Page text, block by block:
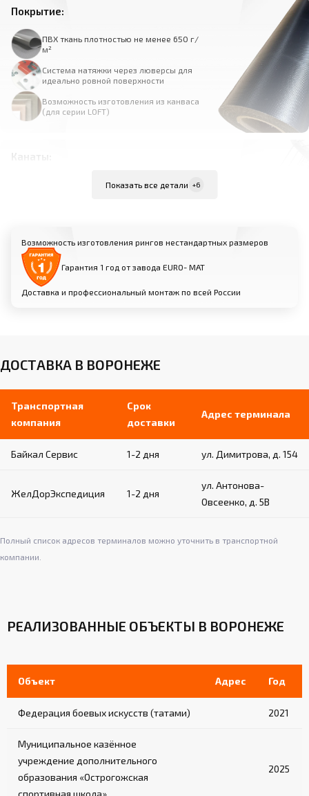
Покрытие:
ПВХ ткань плотностью не менее 650 г/
м²
Система натяжки через люверсы для
идеально ровной поверхности
Возможность изготовления из канваса
(для серии LOFT)
Внутренняя жила из стального троса диаметром
Съемный чехол из износостойкой
искусственной кожи
Порошковое покрытие для защиты от
коррозии
Кольцевые «ушки-держатели» для крепления
Крепление на канатах с помощью застежек
углах ринга
периметру ринга
Обеспечивает равномерное натяжение
2-3 лестницы в комплекте (в зависимости
от модели)
Показать все детали +6
Возможность изготовления рингов нестандартных размеров
Гарантия 1 год от завода EURO- МАТ
Доставка и профессиональный монтаж по всей России
ДОСТАВКА В ВОРОНЕЖЕ
Транспортная
компания
Срок
доставки
Адрес терминала
Байкал Сервис 1-2 дня ул. Димитрова, д. 154
ЖелДорЭкспедиция 1-2 дня
ул. Антонова-
Овсеенко, д. 5В
Полный список адресов терминалов можно уточнить в транспортной
компании.
РЕАЛИЗОВАННЫЕ ОБЪЕКТЫ В ВОРОНЕЖЕ
Объект Адрес Год
Федерация боевых искусств (татами) 2021
Муниципальное казённое
учреждение дополнительного
образования «Острогожская
спортивная школа»
2025